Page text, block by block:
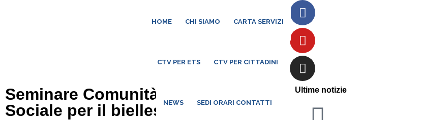
HOME CHI SIAMO CARTA SERVIZI
CTV PER ETS CTV PER CITTADINI
NEWS SEDI ORARI CONTATTI
Seminare Comunità 2.0 – Il Bando
Sociale per il biellese
Ultime notizie